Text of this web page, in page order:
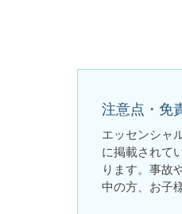
注意点・免
エッセンシャ
に掲載されて
ります。事故
中の方、お子